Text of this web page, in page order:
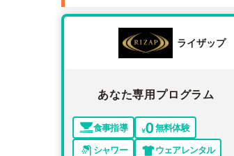
ライザップ
あなた専用プログラム
食事指導
無料体験
シャワー
ウェアレンタル